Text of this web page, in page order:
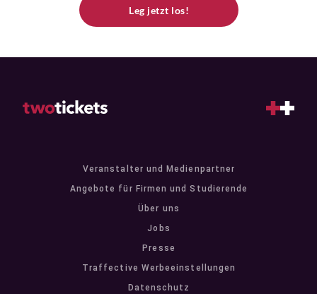
Leg jetzt los!
Veranstalter und Medienpartner
Angebote für Firmen und Studierende
Über uns
Jobs
Presse
Traffective Werbeeinstellungen
Datenschutz